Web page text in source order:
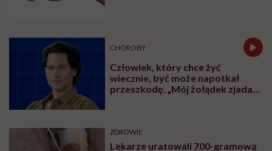
CHOROBY
Człowiek, który chce żyć
wiecznie, być może napotkał
przeszkodę. „Mój żołądek zjada
ZDROWIE
Lekarze uratowali 700-gramową